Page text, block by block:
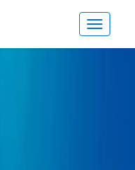
Toggle